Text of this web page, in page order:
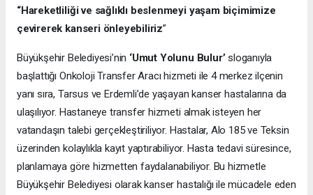
“Hareketliliği ve sağlıklı beslenmeyi yaşam biçimimize
çevirerek kanseri önleyebiliriz”
Büyükşehir Belediyesi’nin ‘Umut Yolunu Bulur’sloganıyla
başlattığı Onkoloji Transfer Aracı hizmeti ile 4 merkez ilçenin
yanı sıra, Tarsus ve Erdemli’de yaşayan kanser hastalarına da
ulaşılıyor. Hastaneye transfer hizmeti almak isteyen her
vatandaşın talebi gerçekleştiriliyor. Hastalar, Alo 185 ve Teksin
üzerinden kolaylıkla kayıt yaptırabiliyor. Hasta tedavi süresince,
planlamaya göre hizmetten faydalanabiliyor. Bu hizmetle
Büyükşehir Belediyesi olarak kanser hastalığı ile mücadele eden